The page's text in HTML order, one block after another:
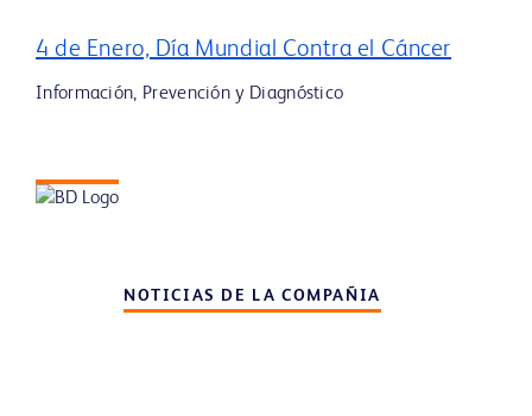
4 de Enero, Día Mundial Contra el Cáncer
Información, Prevención y Diagnóstico
NOTICIAS DE LA COMPAÑIA